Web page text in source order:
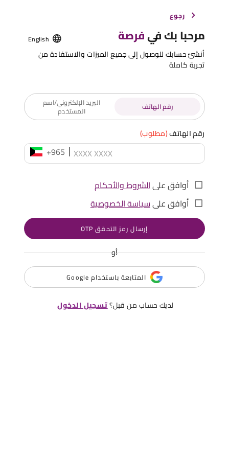
رجوع
مرحبا بك فيفرصة English
أنشئ حسابك للوصول إلى جميع الميزات والاستفادة من
تجربة كاملة
رقم الهاتف البريد الإلكتروني/اسم
المستخدم
رقم الهاتف(مطلوب)
+965
أوافق علىالشروط والأحكام
أوافق علىسياسة الخصوصية
إرسال رمز التحقق OTP
أو
المتابعة باستخدام Google
لديك حساب من قبل؟تسجيل الدخول